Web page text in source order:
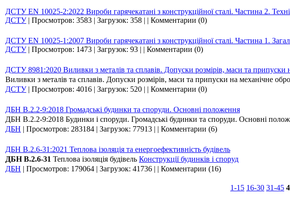
ДСТУ EN 10025-2:2022 Вироби гарячекатані з конструкційної сталі. Частина 2.
ДСТУ| Просмотров: 3583 | Загрузок: 358 | | Комментарии (0)
ДСТУ EN 10025-1:2007 Вироби гарячекатані з конструкційної сталі. Частина 1.
ДСТУ| Просмотров: 1473 | Загрузок: 93 | | Комментарии (0)
ДСТУ 8981:2020 Виливки з металів та сплавів. Допуски розмірів, маси та припуски
Виливки з металів та сплавів. Допуски розмірів, маси та припуски на механічне
ДСТУ| Просмотров: 4016 | Загрузок: 520 | | Комментарии (0)
ДБН В.2.2-9:2018 Громадські будинки та споруди. Основні положення
ДБН В.2.2-9:2018 Будинки і споруди. Громадські будинки та споруди. Основні
ДБН | Просмотров: 283184 | Загрузок: 77913 | | Комментарии (6)
ДБН В.2.6-31:2021 Теплова ізоляція та енергоефективність будівель
ДБН В.2.6-31 Теплова ізоляція будівель Конструкції будинків і споруд
ДБН | Просмотров: 179064 | Загрузок: 41736 | | Комментарии (16)
1-15 16-30 31-45